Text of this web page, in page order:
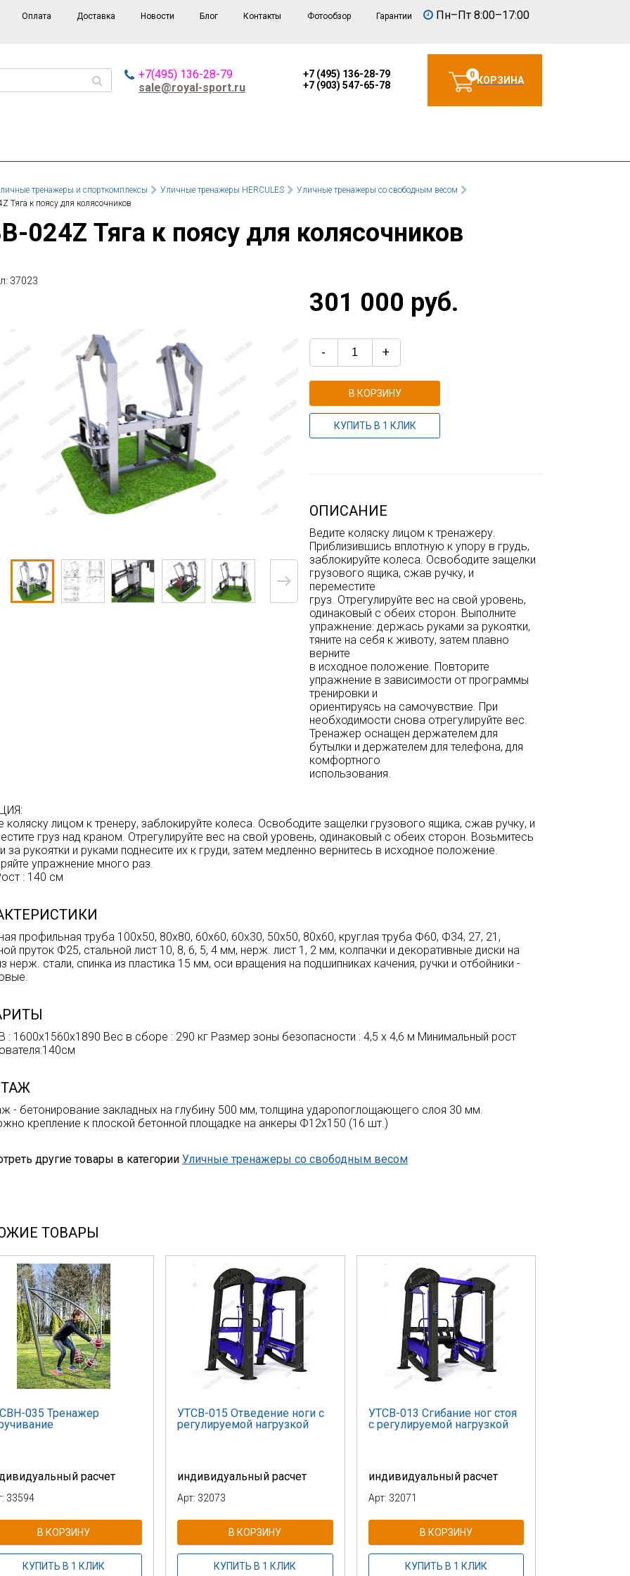
Оплата Доставка Новости Блог Контакты Фотообзор Гарантии Пн–Пт 8:00–17:00
+7(495) 136-28-79
sale@royal-sport.ru
+7 (495) 136-28-79
+7 (903) 547-65-78
0КОРЗИНА
тренажеры и спорткомплексы Уличные тренажеры HERCULES
Уличные тренажеры со свободным весом
Тяга к поясу для колясочников
024Z Тяга к поясу для колясочников
37023
301 000 руб.
- +
В КОРЗИНУ
КУПИТЬ В 1 КЛИК
ОПИСАНИЕ
Ведите коляску лицом к тренажеру.
Приблизившись вплотную к упору в грудь,
заблокируйте колеса. Освободите защелки
грузового ящика, сжав ручку, и
переместите
груз. Отрегулируйте вес на свой уровень,
одинаковый с обеих сторон. Выполните
упражнение: держась руками за рукоятки,
тяните на себя к животу, затем плавно
верните
в исходное положение. Повторите
упражнение в зависимости от программы
тренировки и
ориентируясь на самочувствие. При
необходимости снова отрегулируйте вес.
Тренажер оснащен держателем для
бутылки и держателем для телефона, для
комфортного
использования.
коляску лицом к тренеру, заблокируйте колеса. Освободите защелки грузового ящика, сжав ручку, и
груз над краном. Отрегулируйте вес на свой уровень, одинаковый с обеих сторон. Возьмитесь
за рукоятки и руками поднесите их к груди, затем медленно вернитесь в исходное положение.
упражнение много раз.
: 140 см
профильная труба 100х50, 80х80, 60х60, 60х30, 50х50, 80х60, круглая труба Ф60, Ф34, 27, 21,
пруток Ф25, стальной лист 10, 8, 6, 5, 4 мм, нерж. лист 1, 2 мм, колпачки и декоративные диски на
нерж. стали, спинка из пластика 15 мм, оси вращения на подшипниках качения, ручки и отбойники -
: 1600х1560х1890 Вес в сборе : 290 кг Размер зоны безопасности : 4,5 х 4,6 м Минимальный рост
- бетонирование закладных на глубину 500 мм, толщина ударопоглощающего слоя 30 мм.
крепление к плоской бетонной площадке на анкеры Ф12х150 (16 шт.)
другие товары в категории Уличные тренажеры со свободным весом
ТОВАРЫ
035 Тренажер
расчет
33594
В КОРЗИНУ
КУПИТЬ В 1 КЛИК
УТСВ-015 Отведение ноги с
регулируемой нагрузкой
индивидуальный расчет
Арт: 32073
В КОРЗИНУ
КУПИТЬ В 1 КЛИК
УТСВ-013 Сгибание ног стоя
с регулируемой нагрузкой
индивидуальный расчет
Арт: 32071
В КОРЗИНУ
КУПИТЬ В 1 КЛИК